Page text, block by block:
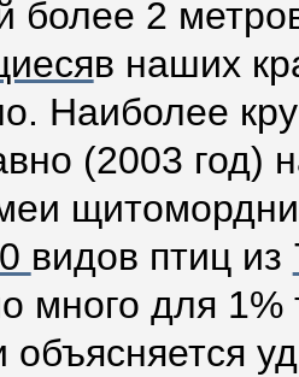
более 2
в наших
Наиболее
(2003 год)
видов птиц из
много для 1%